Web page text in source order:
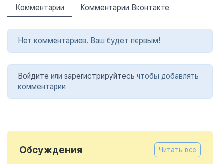
Комментарии Комментарии Вконтакте
Нет комментариев. Ваш будет первым!
Войдите или зарегистрируйтесь чтобы добавлять
комментарии
Обсуждения Читать все